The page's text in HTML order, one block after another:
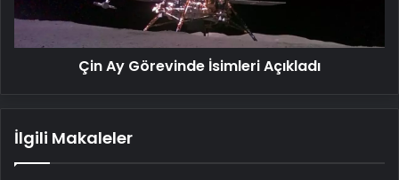
Çin Ay Görevinde İsimleri Açıkladı
İlgili Makaleler